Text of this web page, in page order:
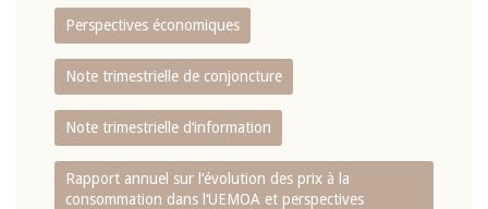
Perspectives économiques
Note trimestrielle de conjoncture
Note trimestrielle d‘information
Rapport annuel sur l‘évolution des prix à la
consommation dans l‘UEMOA et perspectives